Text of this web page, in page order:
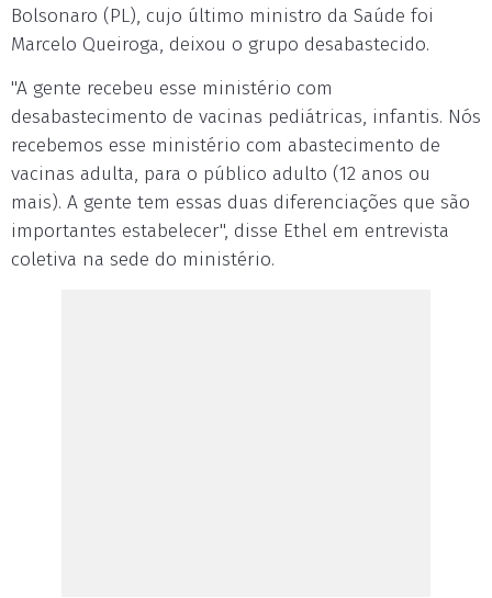
Bolsonaro (PL), cujo último ministro da Saúde foi
Marcelo Queiroga, deixou o grupo desabastecido.
"A gente recebeu esse ministério com
desabastecimento de vacinas pediátricas, infantis. Nós
recebemos esse ministério com abastecimento de
vacinas adulta, para o público adulto (12 anos ou
mais). A gente tem essas duas diferenciações que são
importantes estabelecer", disse Ethel em entrevista
coletiva na sede do ministério.